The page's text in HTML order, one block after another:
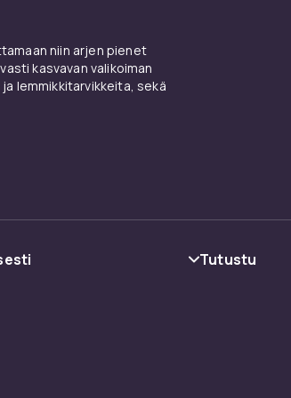
niin arjen pienet
kasvavan valikoiman
lemmikkitarvikkeita, sekä
Tutustu